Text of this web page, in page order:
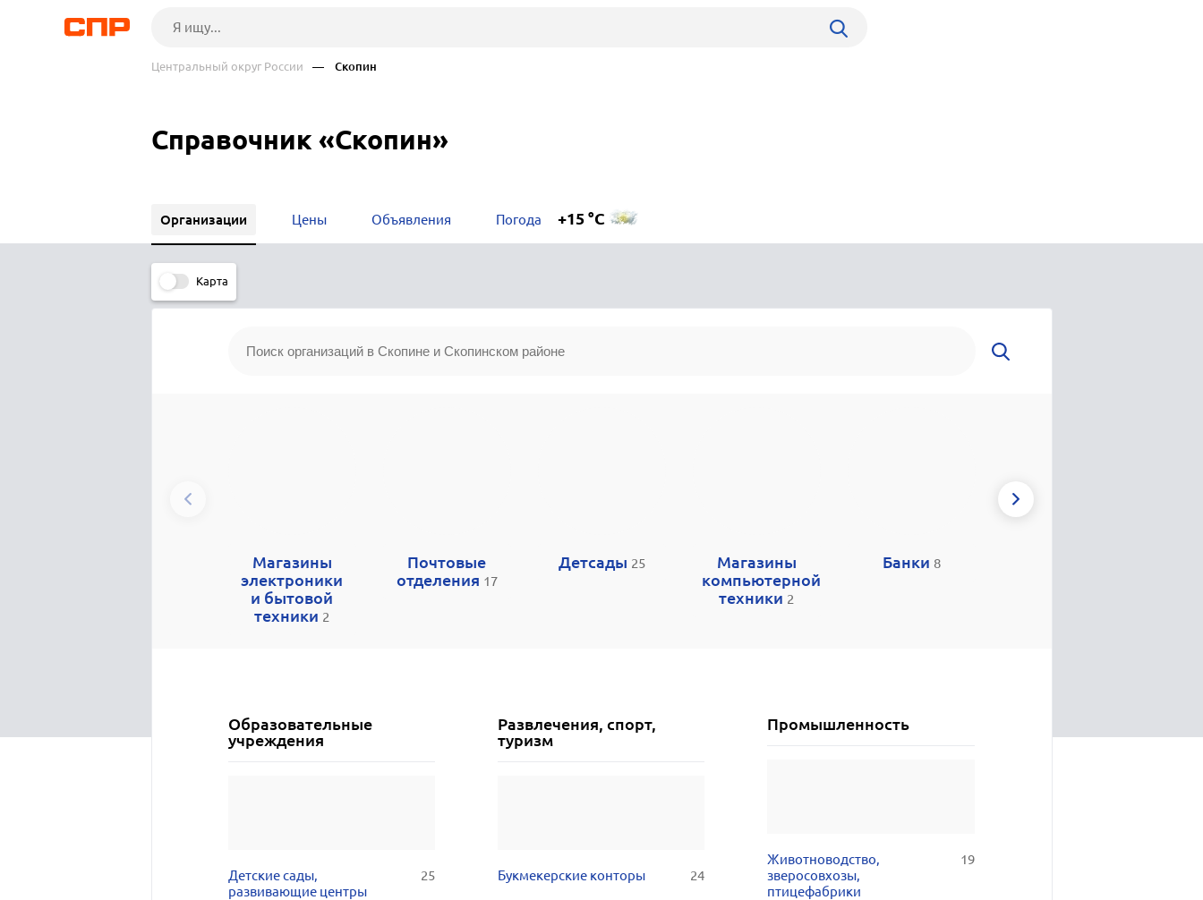
Центральный округ России — Скопин
Справочник «Скопин»
Организации Цены Объявления Погода +15 °C
Карта
Магазины
электроники
и бытовой
техники 2
Почтовые
отделения 17
Детсады 25
Магазины
компьютерной
техники 2
Банки 8
Образовательные
учреждения
Детские сады,
развивающие центры
25
Развлечения, спорт,
туризм
Букмекерские конторы 24
Промышленность
Животноводство,
зверосовхозы,
птицефабрики
19